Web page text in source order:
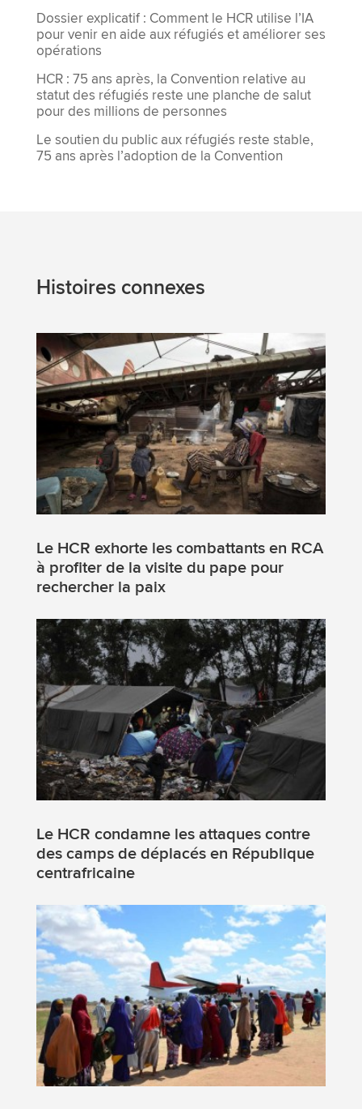
Dossier explicatif : Comment le HCR utilise l’IA
pour venir en aide aux réfugiés et améliorer ses
opérations
HCR : 75 ans après, la Convention relative au
statut des réfugiés reste une planche de salut
pour des millions de personnes
Le soutien du public aux réfugiés reste stable,
75 ans après l’adoption de la Convention
Histoires connexes
Le HCR exhorte les combattants en RCA
à profiter de la visite du pape pour
rechercher la paix
Le HCR condamne les attaques contre
des camps de déplacés en République
centrafricaine